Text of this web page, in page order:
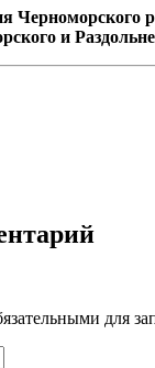
Черноморского
и
для